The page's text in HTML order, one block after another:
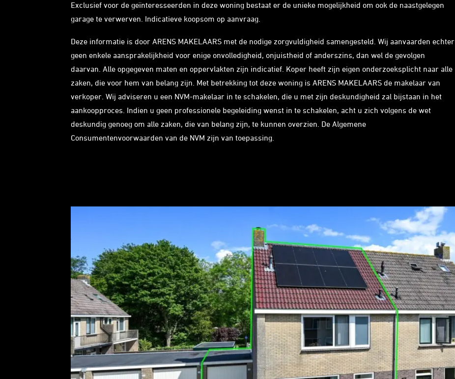
Exclusief voor de geïnteresseerden in deze woning bestaat er de unieke mogelijkheid om ook de naastgelegen
garage te verwerven. Indicatieve koopsom op aanvraag.
Deze informatie is door ARENS MAKELAARS met de nodige zorgvuldigheid samengesteld. Wij aanvaarden echter
geen enkele aansprakelijkheid voor enige onvolledigheid, onjuistheid of anderszins, dan wel de gevolgen
daarvan. Alle opgegeven maten en oppervlakten zijn indicatief. Koper heeft zijn eigen onderzoeksplicht naar alle
zaken, die voor hem van belang zijn. Met betrekking tot deze woning is ARENS MAKELAARS de makelaar van
verkoper. Wij adviseren u een NVM-makelaar in te schakelen, die u met zijn deskundigheid zal bijstaan in het
aankoopproces. Indien u geen professionele begeleiding wenst in te schakelen, acht u zich volgens de wet
deskundig genoeg om alle zaken, die van belang zijn, te kunnen overzien. De Algemene
Consumentenvoorwaarden van de NVM zijn van toepassing.